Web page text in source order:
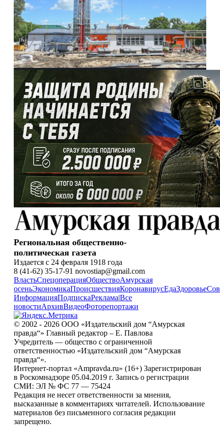
Региональная общественно-
политическая газета
Издается с 24 февраля 1918 года
8 (41-62) 35-17-91 novostiap@gmail.com
ВластьСпецоперацияОбществоАмурская
осеньЭкономикаПроисшествияКоронавирусЕдаЗдоровье
ИнформацияПодпискаРеклама|Все
новостиАрхивВидеоФоторепортажи
© 2002 - 2026 ООО «Издательский дом “Амурская
правда“» Главный редактор – Е. Павлова
Учредитель — общество с ограниченной
ответственностью «Издательский дом “Амурская
правда“».
Интернет-портал «Ampravda.ru» (16+) Зарегистрирован
в Роскомнадзоре 05.04.2019 г. Запись о регистрации
СМИ: ЭЛ № ФС 77 — 75424
Редакция не несет ответственности за мнения,
высказанные в комментариях читателей. Использование
материалов без письменного согласия редакции
запрещено.